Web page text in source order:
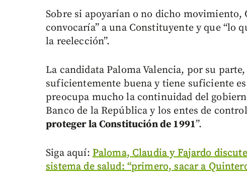
Sobre si apoyarían o no dicho movimiento,
convocaría” a una Constituyente y que “lo
la reelección”.
La candidata Paloma Valencia, por su
suficientemente buena y tiene suficiente
preocupa mucho la continuidad del
Banco de la República y los entes de
proteger la Constitución de 1991”.
Siga aquí:Paloma, Claudia y Fajardo
sistema de salud: “primero, sacar a